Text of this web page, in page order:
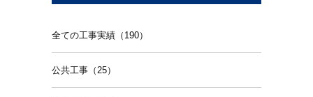
全ての工事実績（190）
公共工事（25）